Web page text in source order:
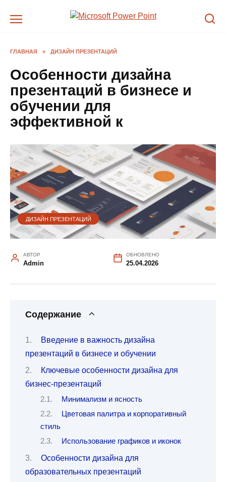
ГЛАВНАЯ » ДИЗАЙН ПРЕЗЕНТАЦИЙ
Особенности дизайна
презентаций в бизнесе и
обучении для
эффективной к
ДИЗАЙН ПРЕЗЕНТАЦИЙ
АВТОР
Admin
ОБНОВЛЕНО
25.04.2026
Содержание
Введение в важность дизайна
презентаций в бизнесе и обучении
Ключевые особенности дизайна для
бизнес-презентаций
Минимализм и ясность
Цветовая палитра и корпоративный
стиль
Использование графиков и иконок
Особенности дизайна для
образовательных презентаций